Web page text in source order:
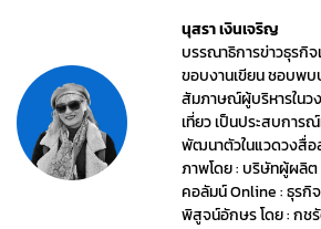
นุสรา เงินเจริญ
บรรณาธิการข่าวธุรกิ
ขอบงานเขียน ชอบพบ
สัมภาษณ์ผู้บริหารในว
เที่ยว เป็นประสบการ
พัฒนาตัวในแวดวงสื่อ
ภาพโดย : บริษัทผู้ผลิต
คอลัมน์ Online : ธุรกิ
พิสูจน์อักษร โดย : ก